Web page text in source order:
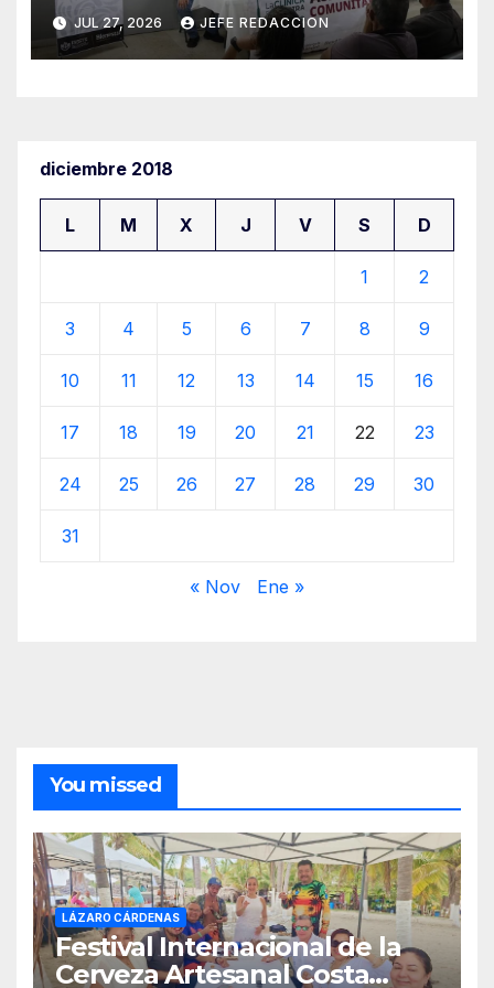
clínica del IMSS-Bienestar
JUL 27, 2026 JEFE REDACCION
diciembre 2018
L M X J V S D
1 2
3 4 5 6 7 8 9
10 11 12 13 14 15 16
17 18 19 20 21 22 23
24 25 26 27 28 29 30
31
« Nov Ene »
You missed
LÁZARO CÁRDENAS
Festival Internacional de la
Cerveza Artesanal Costa